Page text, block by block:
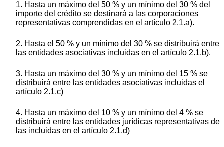
1. Hasta un máximo del 50 % y un mínimo del 30 % del
importe del crédito se destinará a las corporaciones
representativas comprendidas en el artículo 2.1.a).
2. Hasta el 50 % y un mínimo del 30 % se distribuirá entre
las entidades asociativas incluidas en el artículo 2.1.b).
3. Hasta un máximo del 30 % y un mínimo del 15 % se
distribuirá entre las entidades asociativas incluidas el
artículo 2.1.c)
4. Hasta un máximo del 10 % y un mínimo del 4 % se
distribuirá entre las entidades jurídicas representativas de
las incluidas en el artículo 2.1.d)